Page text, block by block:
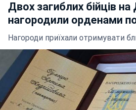
Двох загиблих бійців на
нагородили орденами
Нагороди приїхали отримувати